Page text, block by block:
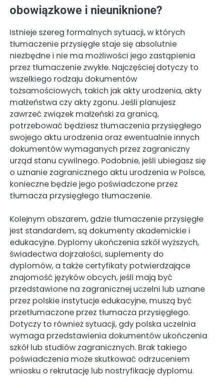
obowiązkowe i nieuniknione?
Istnieje szereg formalnych sytuacji, w których
tłumaczenie przysięgłe staje się absolutnie
niezbędne i nie ma możliwości jego zastąpienia
przez tłumaczenie zwykłe. Najczęściej dotyczy to
wszelkiego rodzaju dokumentów
tożsamościowych, takich jak akty urodzenia, akty
małżeństwa czy akty zgonu. Jeśli planujesz
zawrzeć związek małżeński za granicą,
potrzebować będziesz tłumaczenia przysięgłego
swojego aktu urodzenia oraz ewentualnie innych
dokumentów wymaganych przez zagraniczny
urząd stanu cywilnego. Podobnie, jeśli ubiegasz się
o uznanie zagranicznego aktu urodzenia w Polsce,
konieczne będzie jego poświadczone przez
tłumacza przysięgłego tłumaczenie.
Kolejnym obszarem, gdzie tłumaczenie przysięgłe
jest standardem, są dokumenty akademickie i
edukacyjne. Dyplomy ukończenia szkół wyższych,
świadectwa dojrzałości, suplementy do
dyplomów, a także certyfikaty potwierdzające
znajomość języków obcych, jeśli mają być
przedstawione na zagranicznej uczelni lub uznane
przez polskie instytucje edukacyjne, muszą być
przetłumaczone przez tłumacza przysięgłego.
Dotyczy to również sytuacji, gdy polska uczelnia
wymaga przedstawienia dokumentów ukończenia
szkół lub studiów zagranicznych. Brak takiego
poświadczenia może skutkować odrzuceniem
wniosku o rekrutację lub nostryfikację dyplomu.